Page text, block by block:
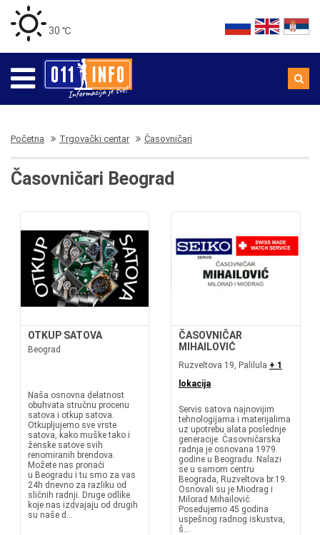
30 ℃
Početna Trgovački centar Časovničari
Časovničari Beograd
OTKUP SATOVA
Beograd
Naša osnovna delatnost
obuhvata stručnu procenu
satova i otkup satova.
Otkupljujemo sve vrste
satova, kako muške tako i
ženske satove svih
renomiranih brendova.
Možete nas pronaći
u Beogradu i tu smo za vas
24h dnevno za razliku od
sličnih radnji. Druge odlike
koje nas izdvajaju od drugih
su naše d...
ČASOVNIČAR
MIHAILOVIĆ
Ruzveltova 19, Palilula + 1
lokacija
Servis satova najnovijim
tehnologijama i materijalima
uz upotrebu alata poslednje
generacije. Časovničarska
radnja je osnovana 1979.
godine u Beogradu. Nalazi
se u samom centru
Beograda, Ruzveltova br.19.
Osnovali su je Miodrag i
Milorad Mihailović.
Posedujemo 45 godina
uspešnog radnog iskustva,
š...